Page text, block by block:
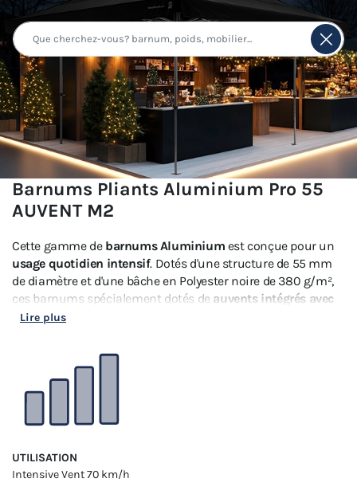
Barnums Pliants Aluminium Pro 55
AUVENT M2
Cette gamme de barnums Aluminium est conçue pour un
usage quotidien intensif. Dotés d'une structure de 55 mm
de diamètre et d'une bâche en Polyester noire de 380 g/m²,
ces barnums spécialement dotés de auvents intégrés avec
déploiement automatique
Lire plus
UTILISATION
IntensiveVent 70 km/h